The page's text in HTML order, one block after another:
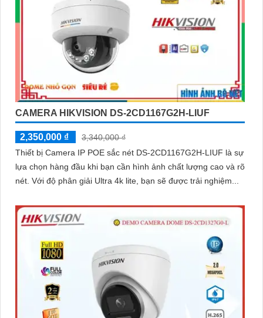
CAMERA HIKVISION DS-2CD1167G2H-LIUF
2,350,000 ₫
3,340,000 ₫
Thiết bị Camera IP POE sắc nét DS-2CD1167G2H-LIUF là sự
lựa chọn hàng đầu khi bạn cần hình ảnh chất lượng cao và rõ
nét. Với độ phân giải Ultra 4k lite, bạn sẽ được trải nghiệm...